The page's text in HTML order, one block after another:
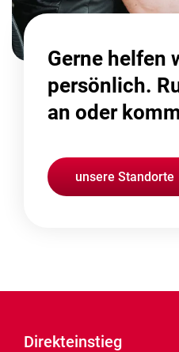
Gerne helfen
persönlich.
an oder
unsere Standorte
Direkteinstieg